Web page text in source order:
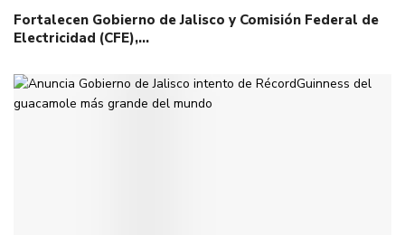
Fortalecen Gobierno de Jalisco y Comisión Federal de
Electricidad (CFE),…